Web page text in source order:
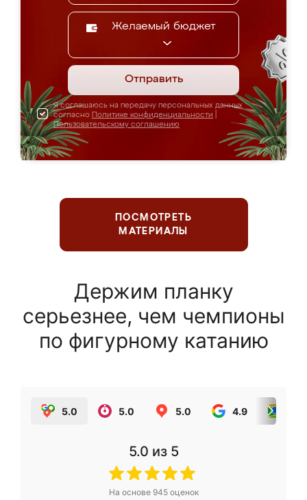
Желаемый бюджет
Отправить
Я соглашаюсь на передачу персональных данных
согласно Политике конфиденциальности
Пользовательскому соглашению
ПОСМОТРЕТЬ
МАТЕРИАЛЫ
Держим планку
серьезнее, чем чемпионы
по фигурному катанию
5.0 5.0 5.0 4.9
5.0 из 5
На основе 945оценок